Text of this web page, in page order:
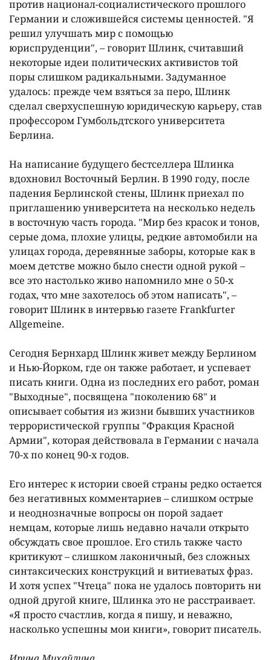
против национал-социалистического прошлого
Германии и сложившейся системы ценностей. "Я
решил улучшать мир с помощью
юриспруденции", – говорит Шлинк, считавший
некоторые идеи политических активистов той
поры слишком радикальными. Задуманное
удалось: прежде чем взяться за перо, Шлинк
сделал сверхуспешную юридическую карьеру, став
профессором Гумбольдтского университета
Берлина.
На написание будущего бестселлера Шлинка
вдохновил Восточный Берлин. В 1990 году, после
падения Берлинской стены, Шлинк приехал по
приглашению университета на несколько недель
в восточную часть города. "Мир без красок и тонов,
серые дома, плохие улицы, редкие автомобили на
улицах города, деревянные заборы, которые как в
моем детстве можно было снести одной рукой –
все это настолько живо напомнило мне о 50-х
годах, что мне захотелось об этом написать", –
говорит Шлинк в интервью газете Frankfurter
Allgemeine.
Сегодня Бернхард Шлинк живет между Берлином
и Нью-Йорком, где он также работает, и успевает
писать книги. Одна из последних его работ, роман
"Выходные", посвящена "поколению 68" и
описывает события из жизни бывших участников
террористической группы "Фракция Красной
Армии", которая действовала в Германии с начала
70-х по конец 90-х годов.
Его интерес к истории своей страны редко остается
без негативных комментариев – слишком острые
и неоднозначные вопросы он порой задает
немцам, которые лишь недавно начали открыто
обсуждать свое прошлое. Его стиль также часто
критикуют – слишком лаконичный, без сложных
синтаксических конструкций и витиеватых фраз.
И хотя успех "Чтеца" пока не удалось повторить ни
одной другой книге, Шлинка это не расстраивает.
«Я просто счастлив, когда я пишу, и неважно,
насколько успешны мои книги», говорит писатель.